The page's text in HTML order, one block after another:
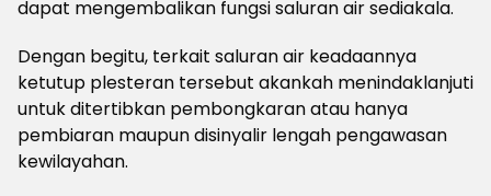
dapat mengembalikan fungsi saluran air sediakala.
Dengan begitu, terkait saluran air keadaannya
ketutup plesteran tersebut akankah menindaklanjuti
untuk ditertibkan pembongkaran atau hanya
pembiaran maupun disinyalir lengah pengawasan
kewilayahan.